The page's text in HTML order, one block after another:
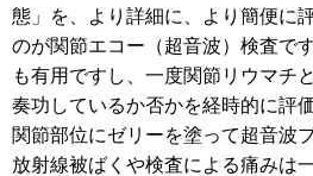
態」を、より詳細に、より簡便に
のが関節エコー（超音波）検査で
も有用ですし、一度関節リウマチ
奏功しているか否かを経時的に評
関節部位にゼリーを塗って超音波
放射線被ばくや検査による痛みは